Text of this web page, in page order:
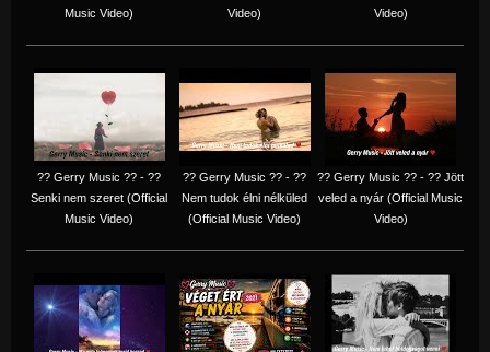
Music Video)
Video)
Video)
?? Gerry Music ?? - ??
Senki nem szeret (Official
Music Video)
?? Gerry Music ?? - ??
Nem tudok élni nélküled
(Official Music Video)
?? Gerry Music ?? - ?? Jött
veled a nyár (Official Music
Video)